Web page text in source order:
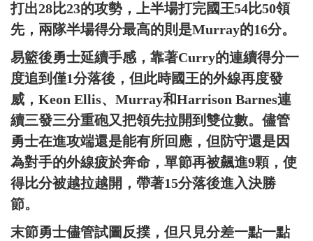
打出28比23的攻勢，上半場打完國王54比50領
先，兩隊半場得分最高的則是Murray的16分。
易籃後勇士延續手感，靠著Curry的連續得分一
度追到僅1分落後，但此時國王的外線再度發
威，Keon Ellis、Murray和Harrison Barnes連
續三發三分重砲又把領先拉開到雙位數。儘管
勇士在進攻端還是能有所回應，但防守還是因
為對手的外線疲於奔命，單節再被飆進9顆，使
得比分被越拉越開，帶著15分落後進入決勝
節。
末節勇士儘管試圖反撲，但只見分差一點一點